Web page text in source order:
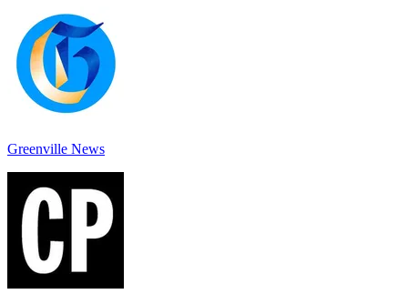
Greenville News